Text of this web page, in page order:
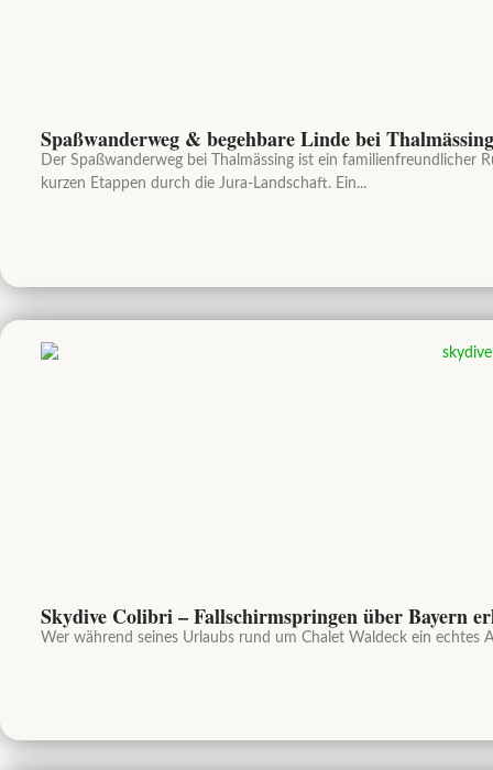
Spaßwanderweg & begehbare Linde bei Thalmässing
Der Spaßwanderweg bei Thalmässing ist ein
kurzen Etappen durch die Jura-Landschaft. Ein...
Skydive Colibri – Fallschirmspringen über Bayern
Wer während seines Urlaubs rund um Chalet Waldeck ein echtes